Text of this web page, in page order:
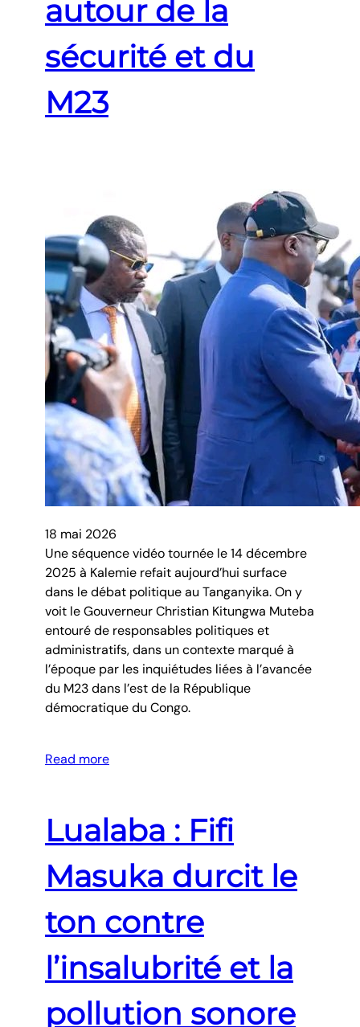
autour de la
sécurité et du
M23
18 mai 2026
Une séquence vidéo tournée le 14 décembre
2025 à Kalemie refait aujourd’hui surface
dans le débat politique au Tanganyika. On y
voit le Gouverneur Christian Kitungwa Muteba
entouré de responsables politiques et
administratifs, dans un contexte marqué à
l’époque par les inquiétudes liées à l’avancée
du M23 dans l’est de la République
démocratique du Congo.
Read more
Lualaba : Fifi
Masuka durcit le
ton contre
l’insalubrité et la
pollution sonore